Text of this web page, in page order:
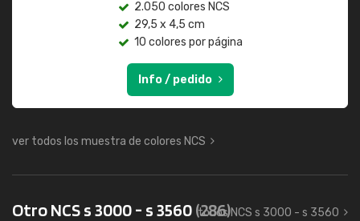
2.050 colores NCS
29,5 x 4,5 cm
10 colores por página
Info / pedido
ver todos los muestra de colores NCS
Otro NCS s 3000 - s 3560(286)
todos NCS s 3000 - s 3560